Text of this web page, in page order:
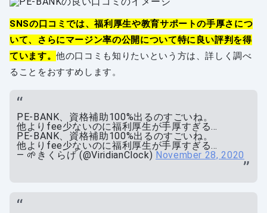
SNSの口コミでは、福利厚生や教育サポートの手厚さにつ
いて、さらにマージン率の公開について特に良い評判を得
ています。他の口コミも知りたいという方は、詳しく調べ
ることをおすすめします。
PE-BANK、資格補助100%出るのすごいね。
他よりfee少ないのに福利厚生が手厚すぎる…
PE-BANK、資格補助100%出るのすごいね。
他よりfee少ないのに福利厚生が手厚すぎる…
— 🌱きくらげ (@ViridianClock) November 28, 2020